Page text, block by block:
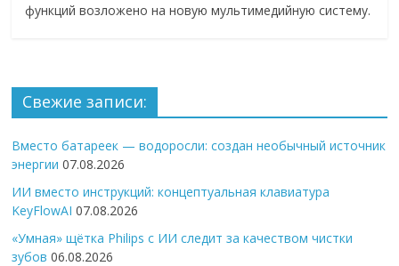
функций возложено на новую мультимедийную систему.
Свежие записи:
Вместо батареек — водоросли: создан необычный источник
энергии 07.08.2026
ИИ вместо инструкций: концептуальная клавиатура
KeyFlowAI 07.08.2026
«Умная» щётка Philips с ИИ следит за качеством чистки
зубов 06.08.2026